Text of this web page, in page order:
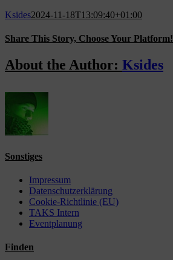
Ksides2024-11-18T13:09:40+01:00
Share This Story, Choose Your Platform!
Facebook
X
Reddit
LinkedIn
WhatsApp
Tumblr
Pinterest
Vk
Email
About the Author: Ksides
Sonstiges
Impressum
Datenschutzerklärung
Cookie-Richtlinie (EU)
TAKS Intern
Eventplanung
Finden